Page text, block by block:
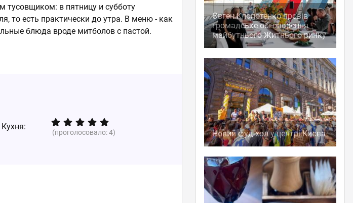
тусовщиком: в пятницу и субботу
то есть практически до утра. В меню - как
блюда вроде митболов с пастой.
Кухня:
(проголосовало:4)
Євген Клопотенко провів
громадське обговорення
майбутнього Житнього ринку
Новий фуд-хол у центрі Києва